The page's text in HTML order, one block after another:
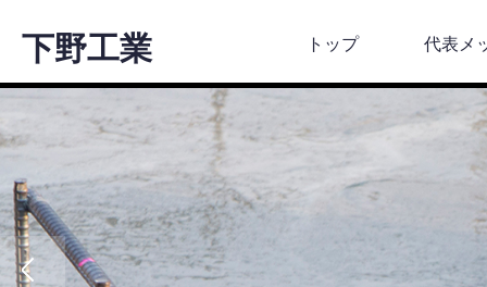
下野工業 トップ 代表メ